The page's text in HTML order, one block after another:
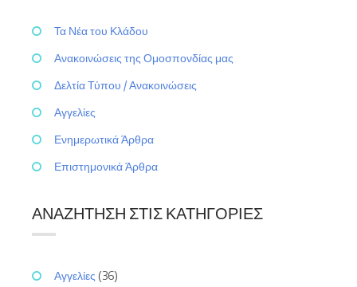
Τα Νέα του Κλάδου
Ανακοινώσεις της Ομοσπονδίας μας
Δελτία Τύπου / Ανακοινώσεις
Αγγελίες
Ενημερωτικά Άρθρα
Επιστημονικά Άρθρα
ΑΝΑΖΉΤΗΣΗ ΣΤΙΣ ΚΑΤΗΓΟΡΊΕΣ
Αγγελίες (36)